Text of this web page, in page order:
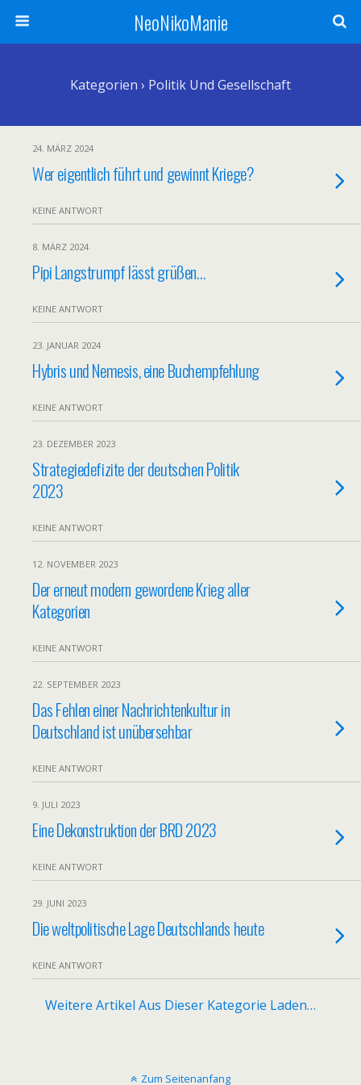
NeoNikoManie
Kategorien › Politik Und Gesellschaft
24. MÄRZ 2024
Wer eigentlich führt und gewinnt Kriege?
KEINE ANTWORT
8. MÄRZ 2024
Pipi Langstrumpf lässt grüßen…
KEINE ANTWORT
23. JANUAR 2024
Hybris und Nemesis, eine Buchempfehlung
KEINE ANTWORT
23. DEZEMBER 2023
Strategiedefizite der deutschen Politik
2023
KEINE ANTWORT
12. NOVEMBER 2023
Der erneut modern gewordene Krieg aller
Kategorien
KEINE ANTWORT
22. SEPTEMBER 2023
Das Fehlen einer Nachrichtenkultur in
Deutschland ist unübersehbar
KEINE ANTWORT
9. JULI 2023
Eine Dekonstruktion der BRD 2023
KEINE ANTWORT
29. JUNI 2023
Die weltpolitische Lage Deutschlands heute
KEINE ANTWORT
Weitere Artikel Aus Dieser Kategorie Laden…
Zum Seitenanfang